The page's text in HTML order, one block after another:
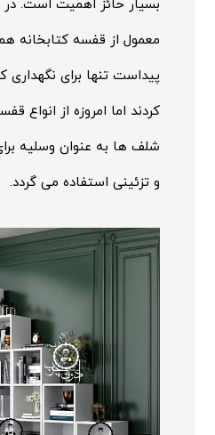
بسیار حائز اهمیت است.
معمول از قفسه کتابخانه
پیداست تنها برای
کردند اما امروزه از انواع
شلف ها به عنوان وسلیه
و تزئینی استفاده می گردد.